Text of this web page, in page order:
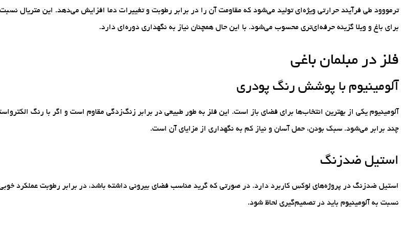
ترمووود طی فرآیند حرارتی ویژه‌ای تولید می‌شود که مقاومت آن را در برابر رطوبت و تغییرات دما افزایش می‌دهد. این متریال
برای باغ و ویلا گزینه حرفه‌ای‌تری محسوب می‌شود. با این حال همچنان نیاز به نگهداری دوره‌ای دارد.
فلز در مبلمان باغی
آلومینیوم با پوشش رنگ پودری
آلومینیوم یکی از بهترین انتخاب‌ها برای فضای باز است. این فلز به طور طبیعی در برابر زنگ‌زدگی مقاوم است و اگر با رنگ
چند برابر می‌شود. سبک بودن، حمل آسان و نیاز کم به نگهداری از مزایای آن است.
استیل ضدزنگ
استیل ضدزنگ در پروژه‌های لوکس کاربرد دارد. در صورتی که گرید مناسب فضای بیرونی داشته باشد، در برابر رطوبت عملکرد خوبی
نسبت به آلومینیوم باید در تصمیم‌گیری لحاظ شود.